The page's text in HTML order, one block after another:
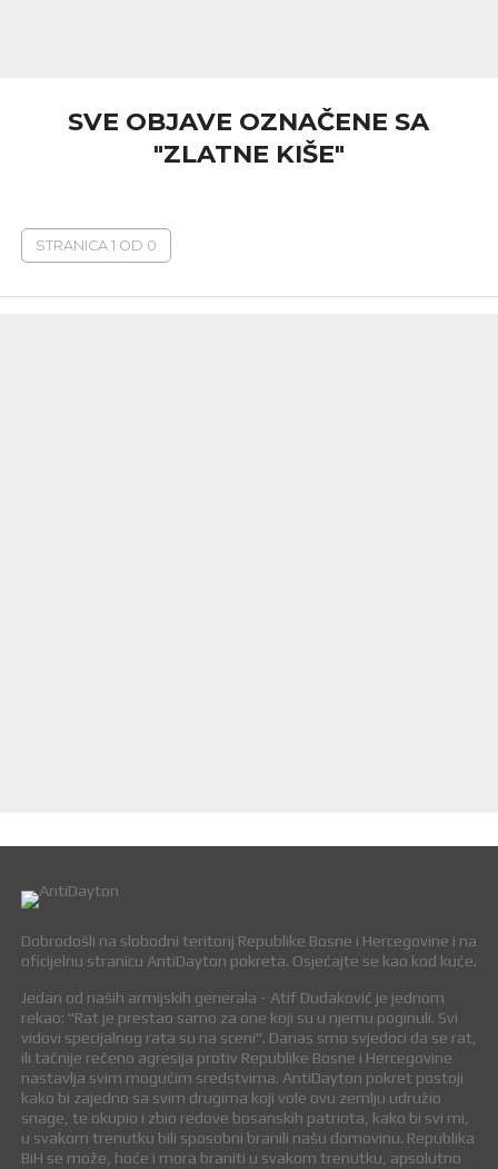
SVE OBJAVE OZNAČENE SA
"ZLATNE KIŠE"
STRANICA 1 OD 0
Dobrodošli na slobodni teritorij Republike Bosne i Hercegovine i na
oficijelnu stranicu AntiDayton pokreta. Osjećajte se kao kod kuće.
Jedan od naših armijskih generala - Atif Dudaković je jednom
rekao: "Rat je prestao samo za one koji su u njemu poginuli. Svi
vidovi specijalnog rata su na sceni". Danas smo svjedoci da se rat,
ili tačnije rečeno agresija protiv Republike Bosne i Hercegovine
nastavlja svim mogućim sredstvima. AntiDayton pokret postoji
kako bi zajedno sa svim drugima koji vole ovu zemlju udružio
snage, te okupio i zbio redove bosanskih patriota, kako bi svi mi,
u svakom trenutku bili sposobni branili našu domovinu. Republika
BiH se može, hoće i mora braniti u svakom trenutku, apsolutno